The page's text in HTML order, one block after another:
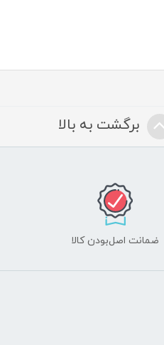
برگشت به بالا
ضمانت اصل‌بودن کالا